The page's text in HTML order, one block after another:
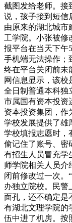
截图发给老师。接
说，孩子接到短信
由原来的湖北城市
工学院。小张被修
报平台在当天下午
手机端无法操作；
终在平台关闭前未
网信息显示，该校
全日制普通本科独
市属国有资本投资
资本投资集团，作
学校发展提供了雄
学校填报志愿时，
偷记住了账号、密
有招生人员冒充学
师学院相关人员介
闭前修改过一次。
办独立院校。民警
面孔，还不确定是
有湖北文理学院的
伍中进了机房。按